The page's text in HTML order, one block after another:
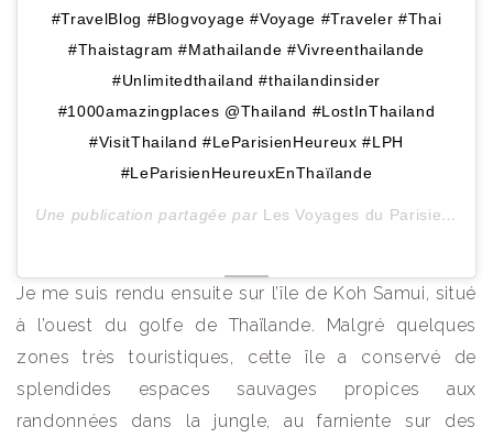
#TravelBlog #Blogvoyage #Voyage #Traveler #Thai
#Thaistagram #Mathailande #Vivreenthailande
#Unlimitedthailand #thailandinsider
#1000amazingplaces @Thailand #LostInThailand
#VisitThailand #LeParisienHeureux #LPH
#LeParisienHeureuxEnThaïlande
Une publication partagée par Les Voyages du ParisienHeureux
Je me suis rendu ensuite sur l’île de Koh Samui, situé
à l’ouest du golfe de Thaïlande. Malgré quelques
zones très touristiques, cette île a conservé de
splendides espaces sauvages propices aux
randonnées dans la jungle, au farniente sur des